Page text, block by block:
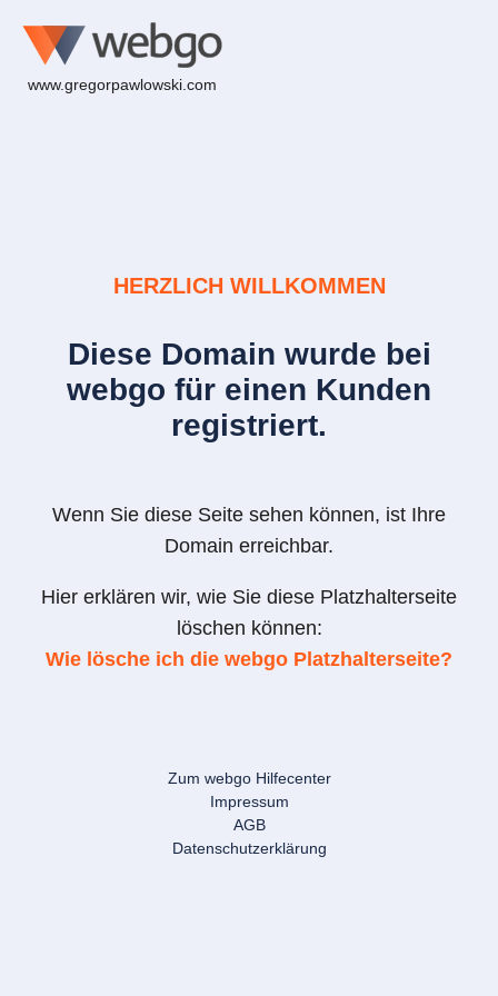
www.gregorpawlowski.com
HERZLICH WILLKOMMEN
Diese Domain wurde bei
webgo für einen Kunden
registriert.
Wenn Sie diese Seite sehen können, ist Ihre
Domain erreichbar.
Hier erklären wir, wie Sie diese Platzhalterseite
löschen können:
Wie lösche ich die webgo Platzhalterseite?
Zum webgo Hilfecenter
Impressum
AGB
Datenschutzerklärung